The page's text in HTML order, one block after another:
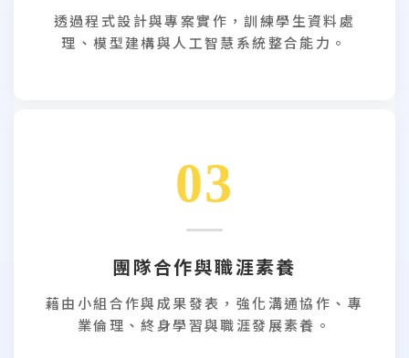
透過程式設計與專案實作，訓練學生資料處
理、模型建構與人工智慧系統整合能力。
03
團隊合作與職涯素養
藉由小組合作與成果發表，強化溝通協作、專
業倫理、終身學習與職涯發展素養。